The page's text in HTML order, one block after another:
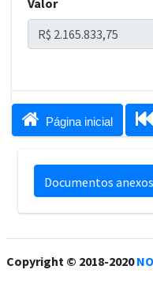
Valor
 Página inicial
Documentos
Copyright © 2018-2020